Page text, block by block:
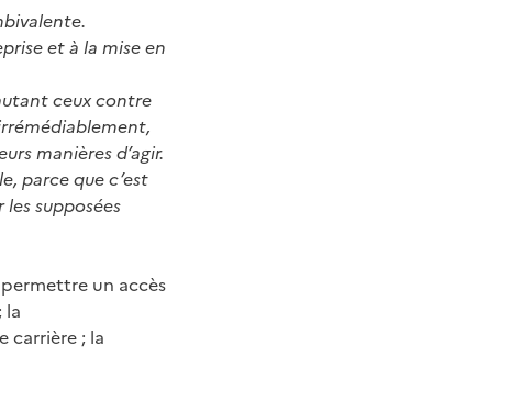
et à la mise en
ceux contre
manières d’agir.
parce que c’est
supposées
un accès
la
carrière ; la